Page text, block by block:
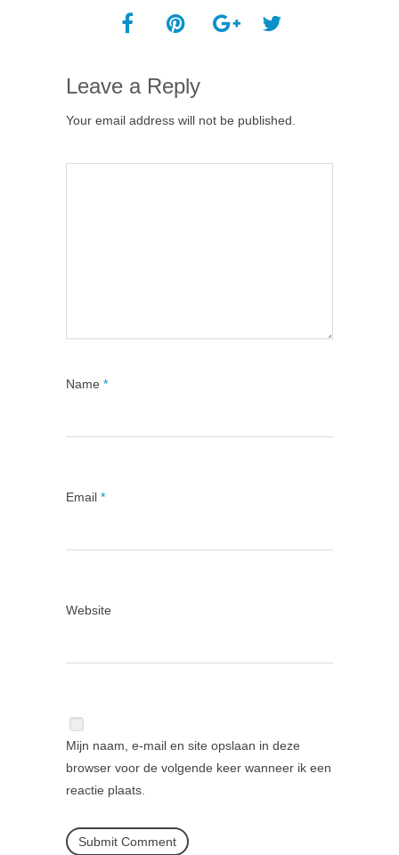
Leave a Reply
Your email address will not be published.
Name *
Email *
Website
Mijn naam, e-mail en site opslaan in deze
browser voor de volgende keer wanneer ik een
reactie plaats.